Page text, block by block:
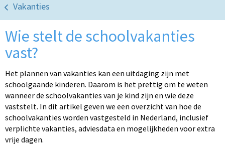
Vakanties
Wie stelt de schoolvakanties
vast?
Het plannen van vakanties kan een uitdaging zijn met
schoolgaande kinderen. Daarom is het prettig om te weten
wanneer de schoolvakanties van je kind zijn en wie deze
vaststelt. In dit artikel geven we een overzicht van hoe de
schoolvakanties worden vastgesteld in Nederland, inclusief
verplichte vakanties, adviesdata en mogelijkheden voor extra
vrije dagen.